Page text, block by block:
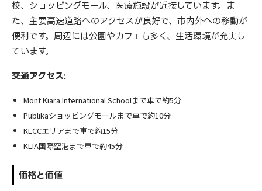
校、ショッピングモール、医療施設が近接しています。ま
た、主要高速道路へのアクセスが良好で、市内外への移動が
便利です。周辺には公園やカフェも多く、生活環境が充実し
ています。
交通アクセス:
Mont Kiara International Schoolまで車で約5分
Publikaショッピングモールまで車で約10分
KLCCエリアまで車で約15分
KLIA国際空港まで車で約45分
価格と価値